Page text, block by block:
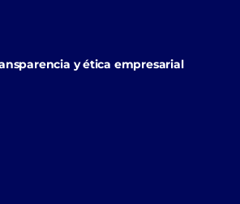
y ética empresarial